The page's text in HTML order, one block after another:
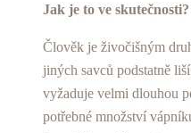
Jak je to ve skutečnosti?
Člověk je živočišným
jiných savců podstatně
vyžaduje velmi dlouhou
potřebné množství